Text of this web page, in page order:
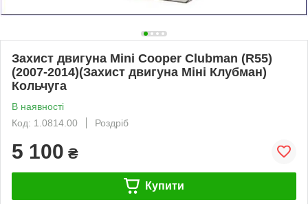
Захист двигуна Mini Cooper Clubman (R55)
(2007-2014)(Захист двигуна Міні Клубман)
Кольчуга
В наявності
Код: 1.0814.00
Роздріб
5 100 ₴
Купити